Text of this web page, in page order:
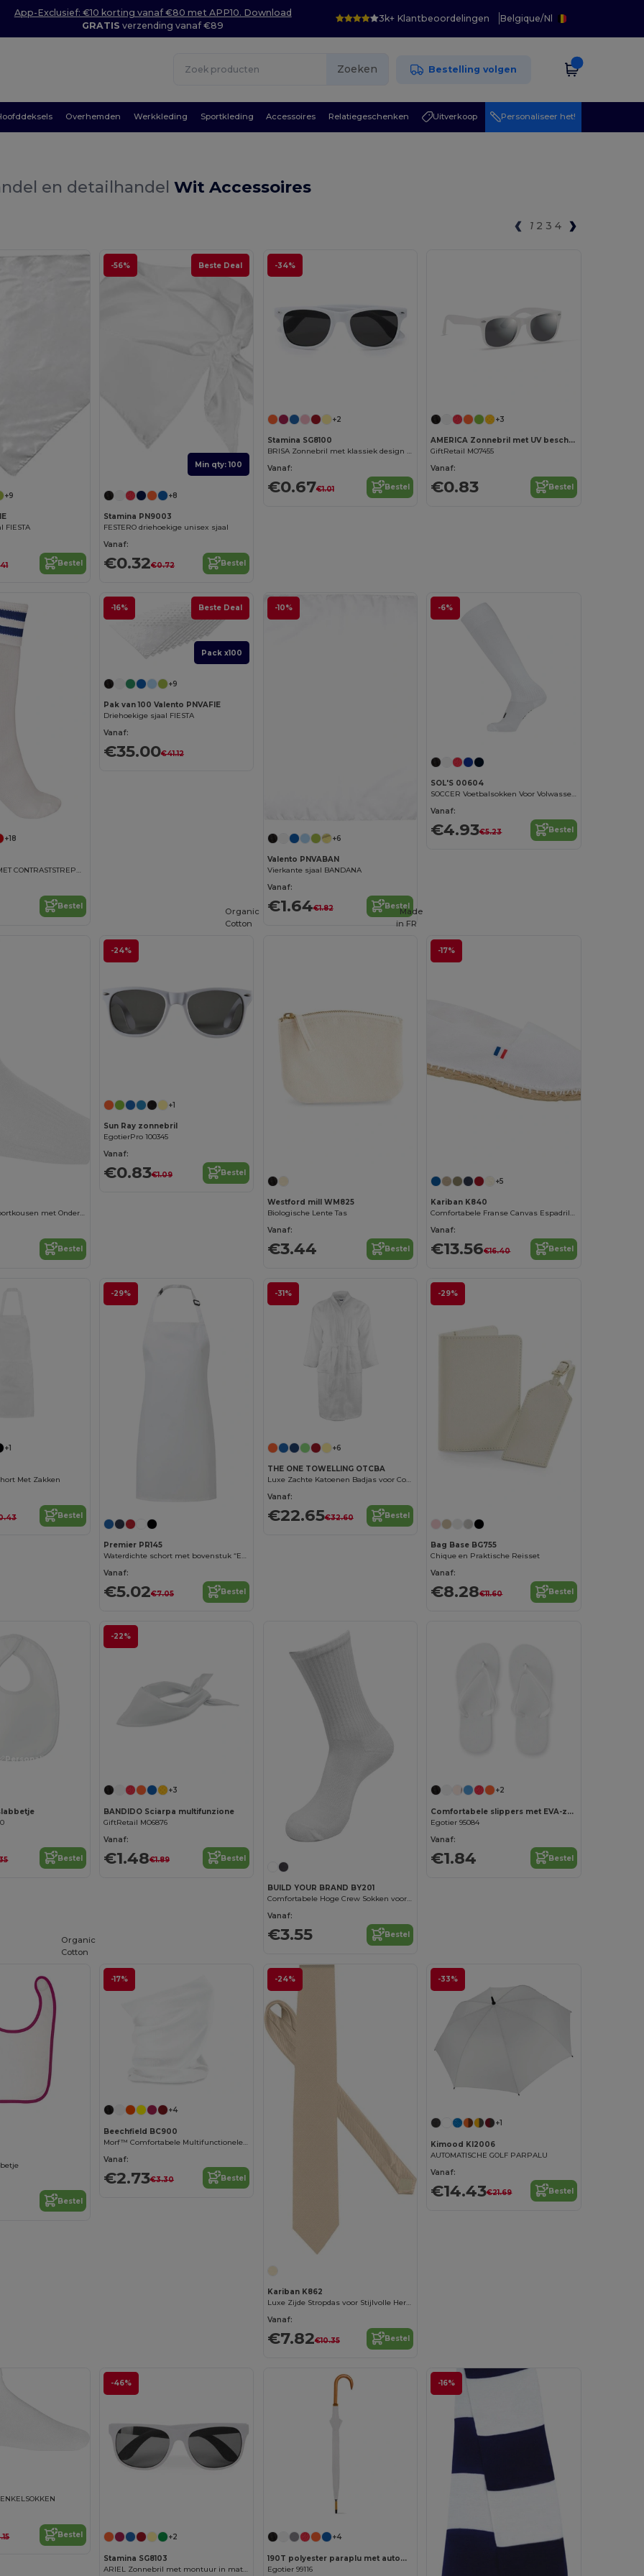
App-Exclusief: €10 korting vanaf €80 met APP10. Download
GRATIS verzending vanaf €89
3k+ Klantbeoordelingen Belgique/Nl
Zoeken Bestelling volgen
Overhemden Werkkleding Sportkleding Accessoires Relatiegeschenken Uitverkoop Personaliseer het!
en detailhandel Wit Accessoires
1 2 3 4
+9
FIESTA
Bestel
-56% Beste Deal
Min qty: 100
+8
Stamina PN9003
FESTERO driehoekige unisex sjaal
Vanaf:
€0.32€0.72 Bestel
-34%
+2
Stamina SG8100
BRISA Zonnebril met klassiek design in glanzende afwerking en UV400-bescherming
Vanaf:
€0.67€1.01 Bestel
+3
AMERICA Zonnebril met UV bescherming
GiftRetail MO7455
Vanaf:
€0.83 Bestel
+18
SPORTSOKKEN MET CONTRASTSTREPEN
Bestel
-16% Beste Deal
Pack x100
+9
Pak van 100 Valento PNVAFIE
Driehoekige sjaal FIESTA
Vanaf:
€35.00€41.12
-10%
+6
Valento PNVABAN
Vierkante sjaal BANDANA
Vanaf:
€1.64€1.82 Bestel
-6%
SOL'S 00604
SOCCER Voetbalsokken Voor Volwassen En Kinderen
Vanaf:
€4.93€5.23 Bestel
Comfortabele Sportkousen met Ondersteuning
Bestel
-24%
+1
Sun Ray zonnebril
EgotierPro 100345
Vanaf:
€0.83€1.09 Bestel
Organic
Cotton
Westford mill WM825
Biologische Lente Tas
Vanaf:
€3.44 Bestel
-17%
Made
in FR
+5
Kariban K840
Comfortabele Franse Canvas Espadrilles
Vanaf:
€13.56€16.40 Bestel
+1
Met Zakken
Bestel
-29%
Premier PR145
Waterdichte schort met bovenstuk “Essential”
Vanaf:
€5.02€7.05 Bestel
-31%
+6
THE ONE TOWELLING OTCBA
Luxe Zachte Katoenen Badjas voor Comfort
Vanaf:
€22.65€32.60 Bestel
-29%
Bag Base BG755
Chique en Praktische Reisset
Vanaf:
€8.28€11.60 Bestel
Personaliseer het!
slabbetje
Bestel
-22%
+3
BANDIDO Sciarpa multifunzione
GiftRetail MO6876
Vanaf:
€1.48€1.89 Bestel
BUILD YOUR BRAND BY201
Comfortabele Hoge Crew Sokken voor Dagelijks Gebruik
Vanaf:
€3.55 Bestel
+2
Comfortabele slippers met EVA-zolen en PVC-bandjes
Egotier 95084
Vanaf:
€1.84 Bestel
Bestel
-17%
Organic
Cotton
+4
Beechfield BC900
Morf™ Comfortabele Multifunctionele Doek
Vanaf:
€2.73€3.30 Bestel
-24%
Kariban K862
Luxe Zijde Stropdas voor Stijlvolle Heren
Vanaf:
€7.82€10.35 Bestel
-33%
+1
Kimood KI2006
AUTOMATISCHE GOLF PARPALU
Vanaf:
€14.43€21.69 Bestel
Bestel
-46%
+2
Stamina SG8103
ARIEL Zonnebril met montuur in matte afwerking en glazen met UV400-bescherming
+4
190T polyester paraplu met automatische opening
Egotier 99116
-16%